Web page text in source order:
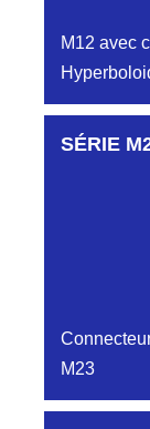
M12 avec
Aucune
SÉRIE
M23